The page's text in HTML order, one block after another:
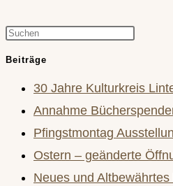
Press
close
the
search
panel.
Beiträge
30 Jahre Kulturkreis
Annahme
Pfingstmontag
Ostern – geänderte
Neues und